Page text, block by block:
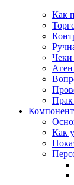
Как
Чеки
Как